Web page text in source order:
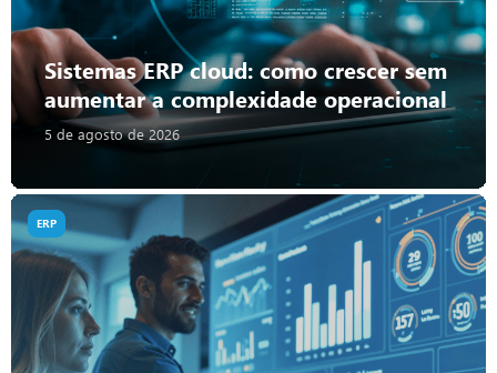
Sistemas ERP cloud: como crescer sem
aumentar a complexidade operacional
5 de agosto de 2026
ERP